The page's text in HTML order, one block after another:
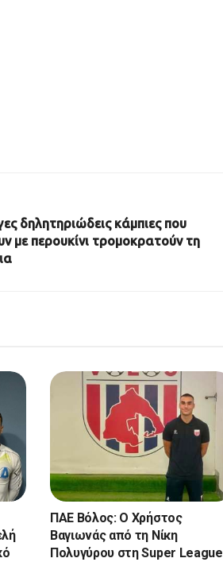
δηλητηριώδεις κάμπιες που
με περουκίνι τρομοκρατούν τη
ΠΑΕ Βόλος: Ο Χρήστος
Βαγιωνάς από τη Νίκη
Πολυγύρου στη Super League